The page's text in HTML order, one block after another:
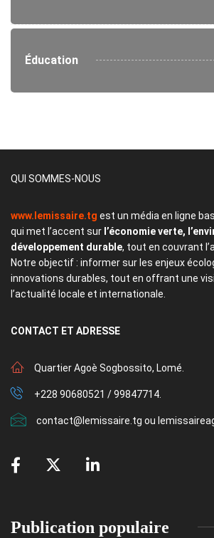
Éducation
QUI SOMMES-NOUS
www.lemissaire.tg est un média en ligne
qui met l’accent sur l’économie verte,
développement durable, tout en couvrant
Notre objectif : informer sur les enjeux
innovations durables, tout en offrant une
l’actualité locale et internationale.
CONTACT ET ADRESSE
Quartier Agoè Sogbossito, Lomé.
+228 90680521 / 99847714.
contact@lemissaire.tg ou
Publication populaire